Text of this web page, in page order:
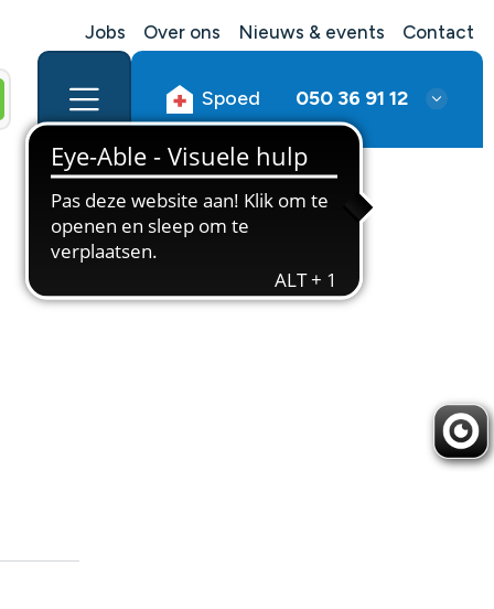
Jobs Over ons Nieuws & events Contact
Spoed 050 36 91 12